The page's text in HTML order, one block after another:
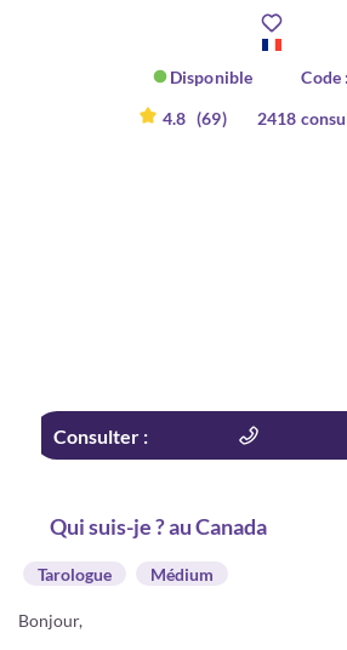
Disponible Code
4.8 (69) 2418
Consulter :
Qui suis-je ? au Canada
Tarologue Médium
Bonjour,